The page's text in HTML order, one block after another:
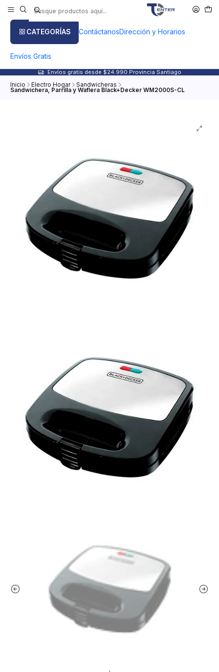
CATEGORÍAS ContáctanosDirección y Horarios
Envíos Gratis
Envíos gratis desde $24.990 Provincia Santiago
Inicio Electro Hogar Sandwicheras
Sandwichera, Parrilla y Waflera Black+Decker WM2000S-CL